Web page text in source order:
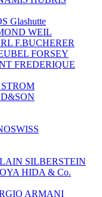
Glashutte
WEIL
F.BUCHERER
FORSEY
FREDERIQUE
SILBERSTEIN
HIDA & Co.
ARMANI